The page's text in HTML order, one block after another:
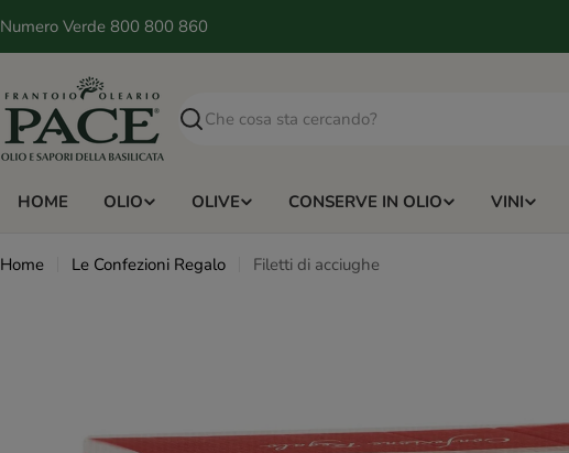
al
Numero Verde 800 800 860
Ricerca
HOME OLIO OLIVE CONSERVE IN OLIO VINI
Home Le Confezioni Regalo Filetti di acciughe